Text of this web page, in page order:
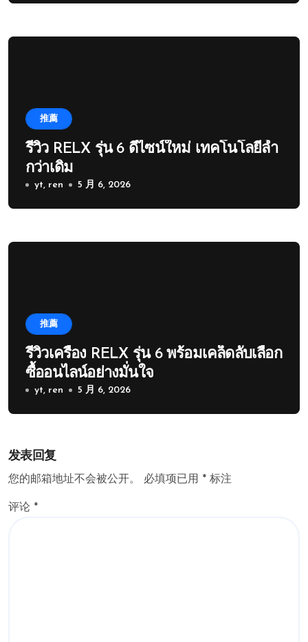
推薦
รีวิว RELX รุ่น 6 ดีไซน์ใหม่ เทคโนโลยีล้ำ
กว่าเดิม
yt, ren 5 月 6, 2026
推薦
รีวิวเครื่อง RELX รุ่น 6 พร้อมเคล็ดลับเลือก
ซื้ออนไลน์อย่างมั่นใจ
yt, ren 5 月 6, 2026
发表回复
您的邮箱地址不会被公开。 必填项已用 * 标注
评论 *